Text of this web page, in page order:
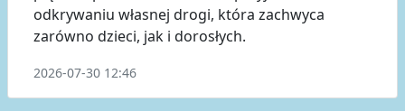
odkrywaniu własnej drogi, która zachwyca
zarówno dzieci, jak i dorosłych.
2026-07-30 12:46